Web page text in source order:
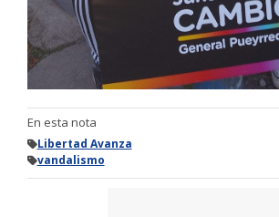
En esta nota
Libertad Avanza
vandalismo